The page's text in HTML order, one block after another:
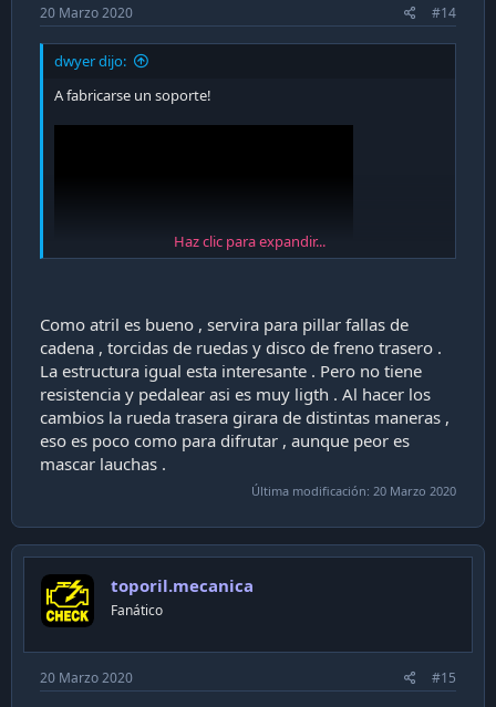
20 Marzo 2020 #14
dwyer dijo:
A fabricarse un soporte!
Haz clic para expandir...
Como atril es bueno , servira para pillar fallas de
cadena , torcidas de ruedas y disco de freno trasero .
La estructura igual esta interesante . Pero no tiene
resistencia y pedalear asi es muy ligth . Al hacer los
cambios la rueda trasera girara de distintas maneras ,
eso es poco como para difrutar , aunque peor es
mascar lauchas .
Última modificación: 20 Marzo 2020
toporil.mecanica
Fanático
20 Marzo 2020 #15